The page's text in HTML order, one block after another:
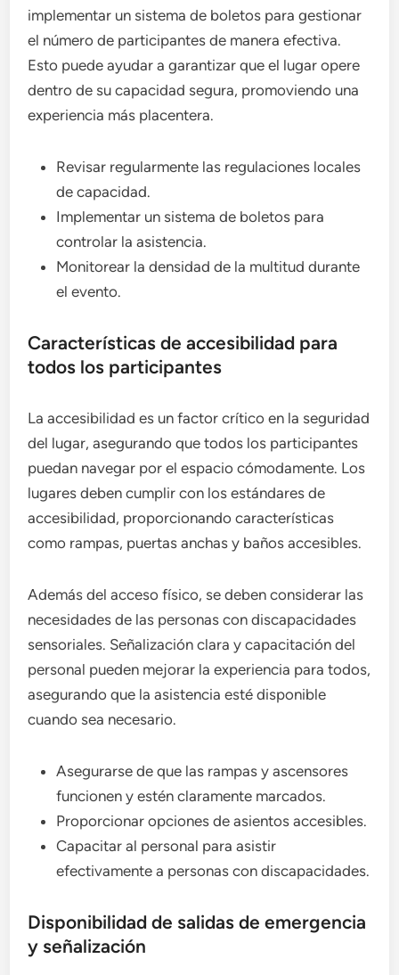
implementar un sistema de boletos para gestionar
el número de participantes de manera efectiva.
Esto puede ayudar a garantizar que el lugar opere
dentro de su capacidad segura, promoviendo una
experiencia más placentera.
Revisar regularmente las regulaciones locales
de capacidad.
Implementar un sistema de boletos para
controlar la asistencia.
Monitorear la densidad de la multitud durante
el evento.
Características de accesibilidad para
todos los participantes
La accesibilidad es un factor crítico en la seguridad
del lugar, asegurando que todos los participantes
puedan navegar por el espacio cómodamente. Los
lugares deben cumplir con los estándares de
accesibilidad, proporcionando características
como rampas, puertas anchas y baños accesibles.
Además del acceso físico, se deben considerar las
necesidades de las personas con discapacidades
sensoriales. Señalización clara y capacitación del
personal pueden mejorar la experiencia para todos,
asegurando que la asistencia esté disponible
cuando sea necesario.
Asegurarse de que las rampas y ascensores
funcionen y estén claramente marcados.
Proporcionar opciones de asientos accesibles.
Capacitar al personal para asistir
efectivamente a personas con discapacidades.
Disponibilidad de salidas de emergencia
y señalización